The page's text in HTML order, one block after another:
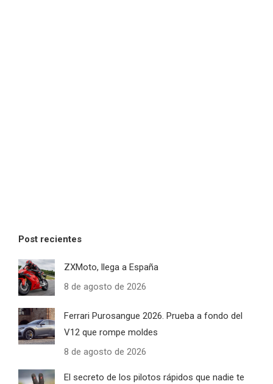
Post recientes
ZXMoto, llega a España
8 de agosto de 2026
Ferrari Purosangue 2026. Prueba a fondo del
V12 que rompe moldes
8 de agosto de 2026
El secreto de los pilotos rápidos que nadie te